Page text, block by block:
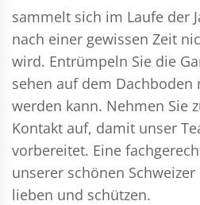
sammelt sich im Laufe der
nach einer gewissen Zeit
wird. Entrümpeln Sie die
sehen auf dem
werden kann. Nehmen Sie
Kontakt auf, damit unser
vorbereitet. Eine
unserer schönen
lieben und schützen.